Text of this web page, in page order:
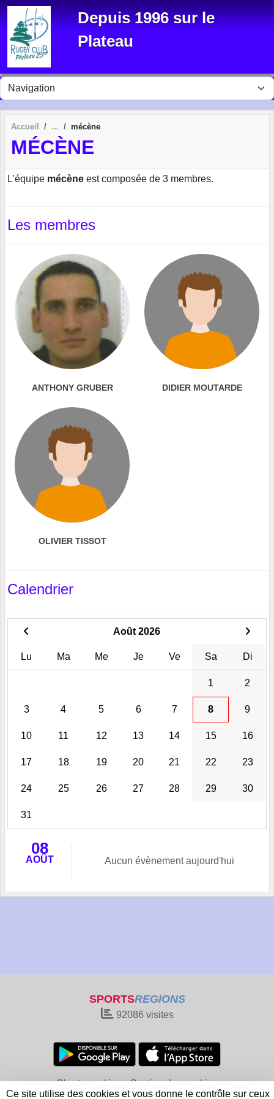
Depuis 1996 sur le
Plateau
Accueil mécène
MÉCÈNE
L'équipe mécène est composée de 3 membres.
Les membres
ANTHONY GRUBER DIDIER MOUTARDE
OLIVIER TISSOT
Calendrier
Août 2026
Lu Ma Me Je Ve Sa Di
1 2
3 4 5 6 7 8 9
10 11 12 13 14 15 16
17 18 19 20 21 22 23
24 25 26 27 28 29 30
31
08
AOÛT Aucun évènement aujourd'hui
SPORTSREGIONS
92086visites
Charte cookies
Gestion des cookies
Informations légales
Signaler un contenu inapproprié
Panneau de gestion des cookies
Ce site utilise des cookies et vous donne le contrôle sur ceux